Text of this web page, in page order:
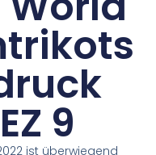
9
ist überwiegend